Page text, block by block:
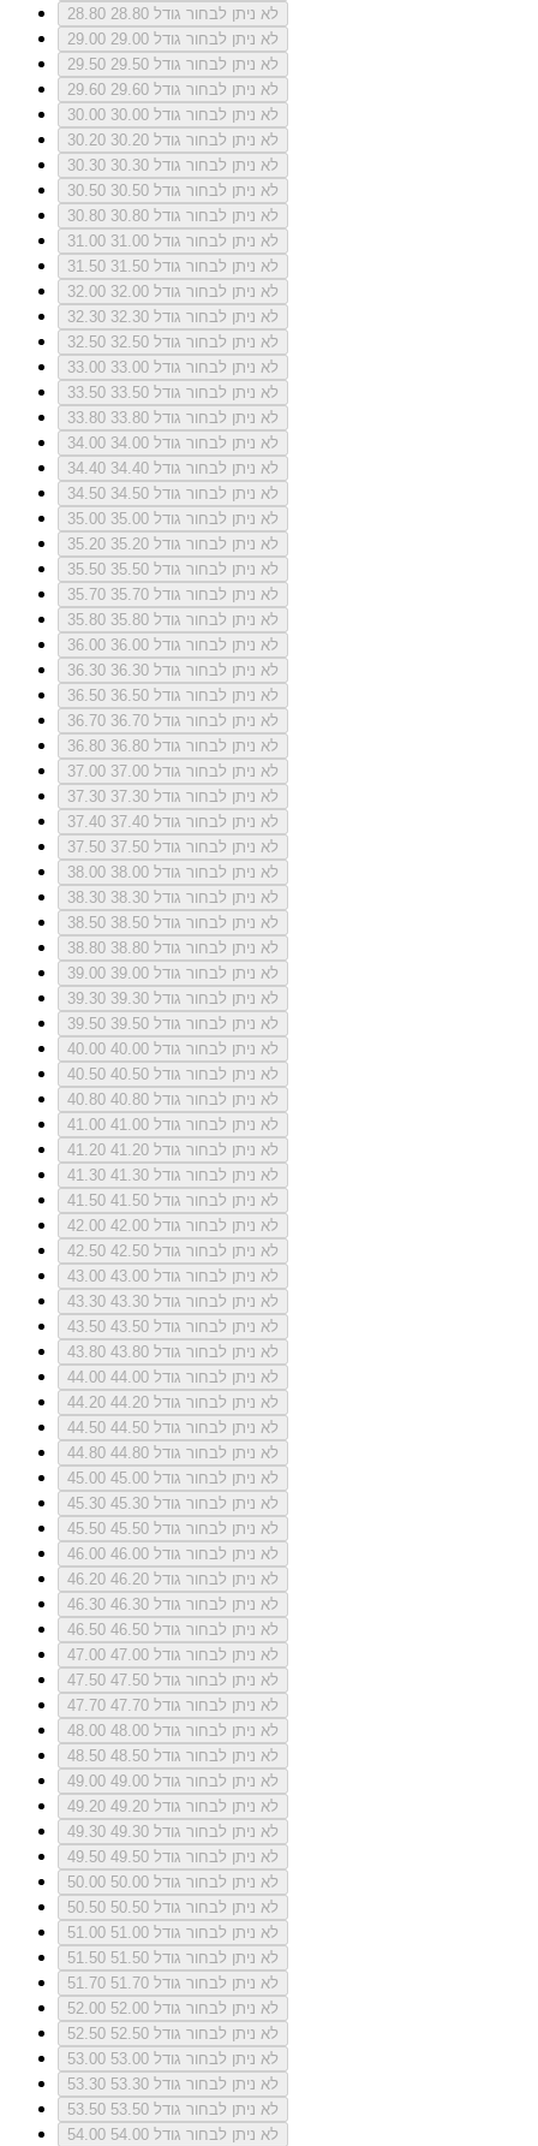
28.80
לא ניתן לבחור גודל 28.80
29.00
לא ניתן לבחור גודל 29.00
29.50
לא ניתן לבחור גודל 29.50
29.60
לא ניתן לבחור גודל 29.60
30.00
לא ניתן לבחור גודל 30.00
30.20
לא ניתן לבחור גודל 30.20
30.30
לא ניתן לבחור גודל 30.30
30.50
לא ניתן לבחור גודל 30.50
30.80
לא ניתן לבחור גודל 30.80
31.00
לא ניתן לבחור גודל 31.00
31.50
לא ניתן לבחור גודל 31.50
32.00
לא ניתן לבחור גודל 32.00
32.30
לא ניתן לבחור גודל 32.30
32.50
לא ניתן לבחור גודל 32.50
33.00
לא ניתן לבחור גודל 33.00
33.50
לא ניתן לבחור גודל 33.50
33.80
לא ניתן לבחור גודל 33.80
34.00
לא ניתן לבחור גודל 34.00
34.40
לא ניתן לבחור גודל 34.40
34.50
לא ניתן לבחור גודל 34.50
35.00
לא ניתן לבחור גודל 35.00
35.20
לא ניתן לבחור גודל 35.20
35.50
לא ניתן לבחור גודל 35.50
35.70
לא ניתן לבחור גודל 35.70
35.80
לא ניתן לבחור גודל 35.80
36.00
לא ניתן לבחור גודל 36.00
36.30
לא ניתן לבחור גודל 36.30
36.50
לא ניתן לבחור גודל 36.50
36.70
לא ניתן לבחור גודל 36.70
36.80
לא ניתן לבחור גודל 36.80
37.00
לא ניתן לבחור גודל 37.00
37.30
לא ניתן לבחור גודל 37.30
37.40
לא ניתן לבחור גודל 37.40
37.50
לא ניתן לבחור גודל 37.50
38.00
לא ניתן לבחור גודל 38.00
38.30
לא ניתן לבחור גודל 38.30
38.50
לא ניתן לבחור גודל 38.50
38.80
לא ניתן לבחור גודל 38.80
39.00
לא ניתן לבחור גודל 39.00
39.30
לא ניתן לבחור גודל 39.30
39.50
לא ניתן לבחור גודל 39.50
40.00
לא ניתן לבחור גודל 40.00
40.50
לא ניתן לבחור גודל 40.50
40.80
לא ניתן לבחור גודל 40.80
41.00
לא ניתן לבחור גודל 41.00
41.20
לא ניתן לבחור גודל 41.20
41.30
לא ניתן לבחור גודל 41.30
41.50
לא ניתן לבחור גודל 41.50
42.00
לא ניתן לבחור גודל 42.00
42.50
לא ניתן לבחור גודל 42.50
43.00
לא ניתן לבחור גודל 43.00
43.30
לא ניתן לבחור גודל 43.30
43.50
לא ניתן לבחור גודל 43.50
43.80
לא ניתן לבחור גודל 43.80
44.00
לא ניתן לבחור גודל 44.00
44.20
לא ניתן לבחור גודל 44.20
44.50
לא ניתן לבחור גודל 44.50
44.80
לא ניתן לבחור גודל 44.80
45.00
לא ניתן לבחור גודל 45.00
45.30
לא ניתן לבחור גודל 45.30
45.50
לא ניתן לבחור גודל 45.50
46.00
לא ניתן לבחור גודל 46.00
46.20
לא ניתן לבחור גודל 46.20
46.30
לא ניתן לבחור גודל 46.30
46.50
לא ניתן לבחור גודל 46.50
47.00
לא ניתן לבחור גודל 47.00
47.50
לא ניתן לבחור גודל 47.50
47.70
לא ניתן לבחור גודל 47.70
48.00
לא ניתן לבחור גודל 48.00
48.50
לא ניתן לבחור גודל 48.50
49.00
לא ניתן לבחור גודל 49.00
49.20
לא ניתן לבחור גודל 49.20
49.30
לא ניתן לבחור גודל 49.30
49.50
לא ניתן לבחור גודל 49.50
50.00
לא ניתן לבחור גודל 50.00
50.50
לא ניתן לבחור גודל 50.50
51.00
לא ניתן לבחור גודל 51.00
51.50
לא ניתן לבחור גודל 51.50
51.70
לא ניתן לבחור גודל 51.70
52.00
לא ניתן לבחור גודל 52.00
52.50
לא ניתן לבחור גודל 52.50
53.00
לא ניתן לבחור גודל 53.00
53.30
לא ניתן לבחור גודל 53.30
53.50
לא ניתן לבחור גודל 53.50
54.00
לא ניתן לבחור גודל 54.00